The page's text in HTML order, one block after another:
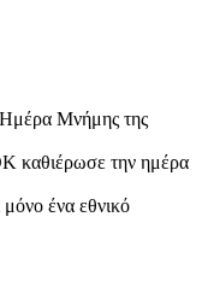
Μνήμης της
καθιέρωσε την ημέρα
ένα εθνικό